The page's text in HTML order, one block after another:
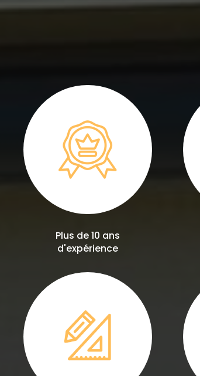
Plus de 10 ans
d'expérience